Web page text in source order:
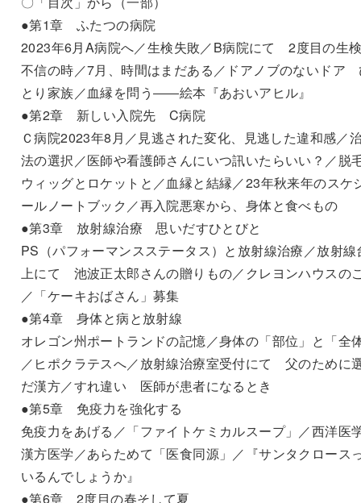
●第1章 ふたつの病院
2023年6月A病院へ／生検失敗／B病院にて 2度目の生
不信の時／7月、時間はまだある／ドアノブのないドア
とり家族／血縁を問う――絵本『あおいアヒル』
●第2章 新しい入院先 C病院
Ｃ病院2023年8月／見逃された変化、見逃した違和感／
法の選択／医師や看護師さんにいつ訊いたらいい？／脱
ウィッグとロケットと／血縁と結縁／23年秋来年のスケ
ールノートブック／再入院悪寒から、身体と食べもの
●第3章 放射線治療 思いだすひとびと
PS（パフォーマンスステータス）と放射線治療／放射線
上にて 池波正太郎さんの贈りもの／クレヨンハウスの
／「ケーキおばさん」募集
●第4章 身体と病と放射線
オレゴン州ポートランドの記憶／身体の「部位」と「全
／ヒポクラテスへ／放射線治療室受付にて 父のために
だ漢方／すれ違い 医師が患者になるとき
●第5章 免疫力を強化する
免疫力をあげる／「ファイトケミカルスープ」／西洋医
漢方医学／あらためて「医食同源」／『サンタクロース
いるんでしょうか』
●第6章 2度目の春そして夏